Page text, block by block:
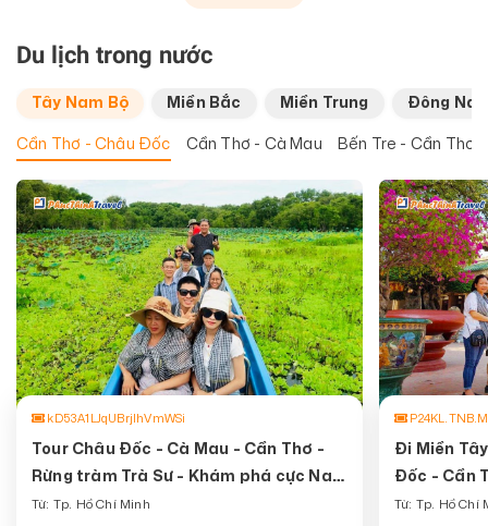
Du lịch trong nước
Tây Nam Bộ Miền Bắc Miền Trung
Đông
Cần Thơ - Châu Đốc
Cần Thơ - Cà Mau Bến Tre - Cần Thơ
kD53A1LJqUBrjIhVmWSi
Tour Châu Đốc - Cà Mau - Cần Thơ -
Rừng tràm Trà Sư - Khám phá cực Nam
của Tổ Quốc
Từ: Tp. Hồ Chí Minh
Đi Miền
Đốc - Cần
Từ: Tp. Hồ Chí